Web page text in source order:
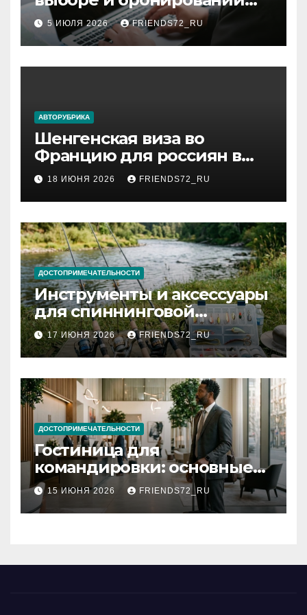
авиабилетов
5 ИЮЛЯ 2026 FRIENDS72_RU
АВТОРУБРИКА
Шенгенская виза во
Францию для россиян в
2026 году: сроки от 3 дней
и список необходимых
документов
18 ИЮНЯ 2026 FRIENDS72_RU
ДОСТОПРИМЕЧАТЕЛЬНОСТИ
Инструменты и аксессуары
для спиннинговой
рыбалки: назначение и
типы
17 ИЮНЯ 2026 FRIENDS72_RU
ДОСТОПРИМЕЧАТЕЛЬНОСТИ
Гостиница для
командировки: основные
критерии выбора
15 ИЮНЯ 2026 FRIENDS72_RU